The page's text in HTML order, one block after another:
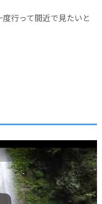
行って間近で見たいと